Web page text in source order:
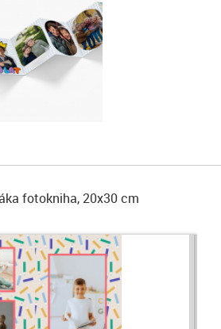
fotokniha, 20x30 cm